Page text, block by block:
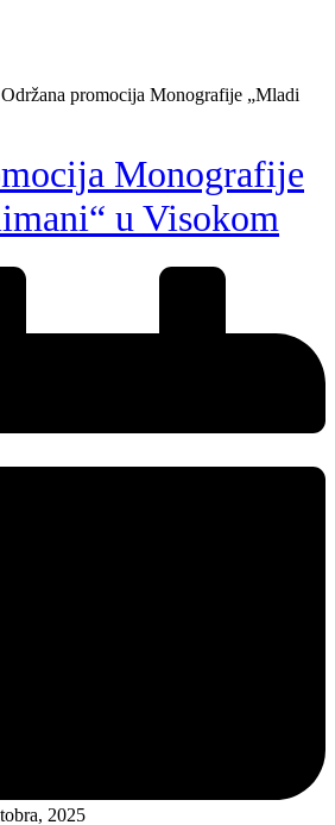
Održana promocija Monografije „Mladi
Monografije
u Visokom
2025